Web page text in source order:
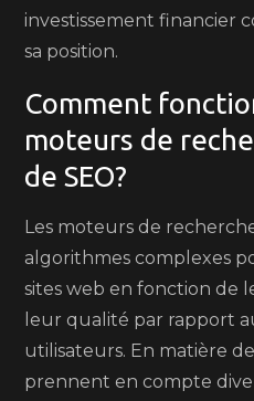
investissement financier
sa position.
Comment
moteurs de
de SEO?
Les moteurs de
algorithmes complexes
sites web en fonction de
leur qualité par rapport
utilisateurs. En matière
prennent en compte